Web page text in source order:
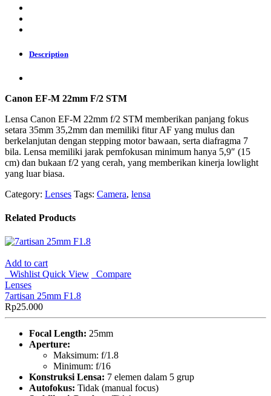
quantity
Description
Canon EF-M 22mm F/2 STM
Lensa Canon EF-M 22mm f/2 STM memberikan panjang fokus
setara 35mm 35,2mm dan memiliki fitur AF yang mulus dan
berkelanjutan dengan stepping motor bawaan, serta diafragma 7
bila. Lensa memiliki jarak pemfokusan minimum hanya 5,9″ (15
cm) dan bukaan f/2 yang cerah, yang memberikan kinerja lowlight
yang luar biasa.
Category: Lenses Tags: Camera, lensa
Related Products
Add to cart
Wishlist Quick View
Compare
Lenses
7artisan 25mm F1.8
Rp25.000
Focal Length: 25mm
Aperture:
Maksimum: f/1.8
Minimum: f/16
Konstruksi Lensa: 7 elemen dalam 5 grup
Autofokus: Tidak (manual focus)